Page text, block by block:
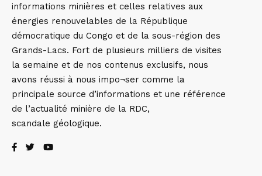
informations minières et celles relatives aux
énergies renouvelables de la République
démocratique du Congo et de la sous-région des
Grands-Lacs. Fort de plusieurs milliers de visites
la semaine et de nos contenus exclusifs, nous
avons réussi à nous impo¬ser comme la
principale source d’informations et une référence
de l’actualité minière de la RDC,
scandale géologique.